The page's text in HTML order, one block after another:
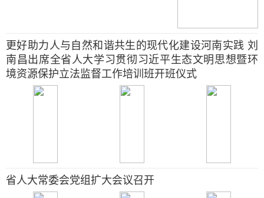
更好助力人与自然和谐共生的现代化建设河南实践 刘
南昌出席全省人大学习贯彻习近平生态文明思想暨环
境资源保护立法监督工作培训班开班仪式
省人大常委会党组扩大会议召开